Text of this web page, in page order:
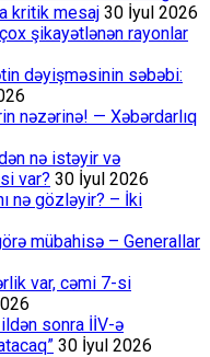
kritik mesaj 30 İyul 2026
şikayətlənən rayonlar
dəyişməsinin səbəbi:
nəzərinə! — Xəbərdarlıq
nə istəyir və
var? 30 İyul 2026
nə gözləyir? – İki
mübahisə – Generallar
var, cəmi 7-si
sonra İİV-ə
30 İyul 2026